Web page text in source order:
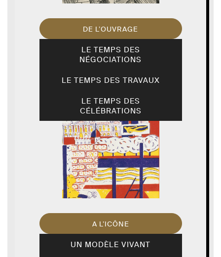
DE L’OUVRAGE
LE TEMPS DES
NÉGOCIATIONS
LE TEMPS DES TRAVAUX
LE TEMPS DES
CÉLÉBRATIONS
A L’ICÔNE
UN MODÈLE VIVANT